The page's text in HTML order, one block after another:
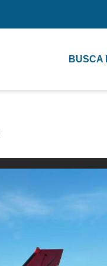
BUSCA